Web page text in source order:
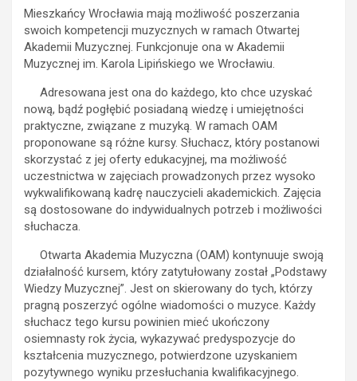
Mieszkańcy Wrocławia mają możliwość poszerzania
swoich kompetencji muzycznych w ramach Otwartej
Akademii Muzycznej. Funkcjonuje ona w Akademii
Muzycznej im. Karola Lipińskiego we Wrocławiu.
Adresowana jest ona do każdego, kto chce uzyskać
nową, bądź pogłębić posiadaną wiedzę i umiejętności
praktyczne, związane z muzyką. W ramach OAM
proponowane są różne kursy. Słuchacz, który postanowi
skorzystać z jej oferty edukacyjnej, ma możliwość
uczestnictwa w zajęciach prowadzonych przez wysoko
wykwalifikowaną kadrę nauczycieli akademickich. Zajęcia
są dostosowane do indywidualnych potrzeb i możliwości
słuchacza.
Otwarta Akademia Muzyczna (OAM) kontynuuje swoją
działalność kursem, który zatytułowany został „Podstawy
Wiedzy Muzycznej”. Jest on skierowany do tych, którzy
pragną poszerzyć ogólne wiadomości o muzyce. Każdy
słuchacz tego kursu powinien mieć ukończony
osiemnasty rok życia, wykazywać predyspozycje do
kształcenia muzycznego, potwierdzone uzyskaniem
pozytywnego wyniku przesłuchania kwalifikacyjnego.